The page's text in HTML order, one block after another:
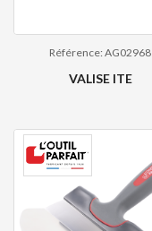
Référence: AG02968
VALISE ITE